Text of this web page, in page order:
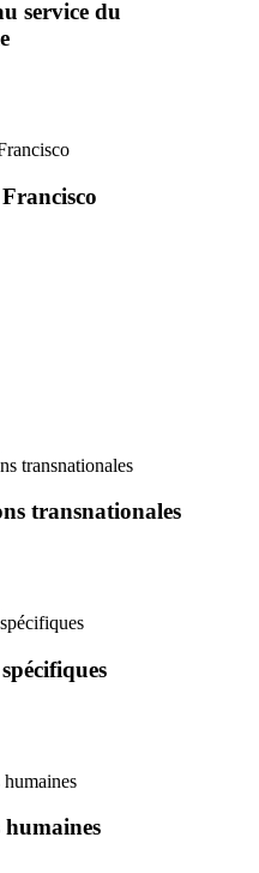
service du
transnationales
transnationales
humaines
humaines